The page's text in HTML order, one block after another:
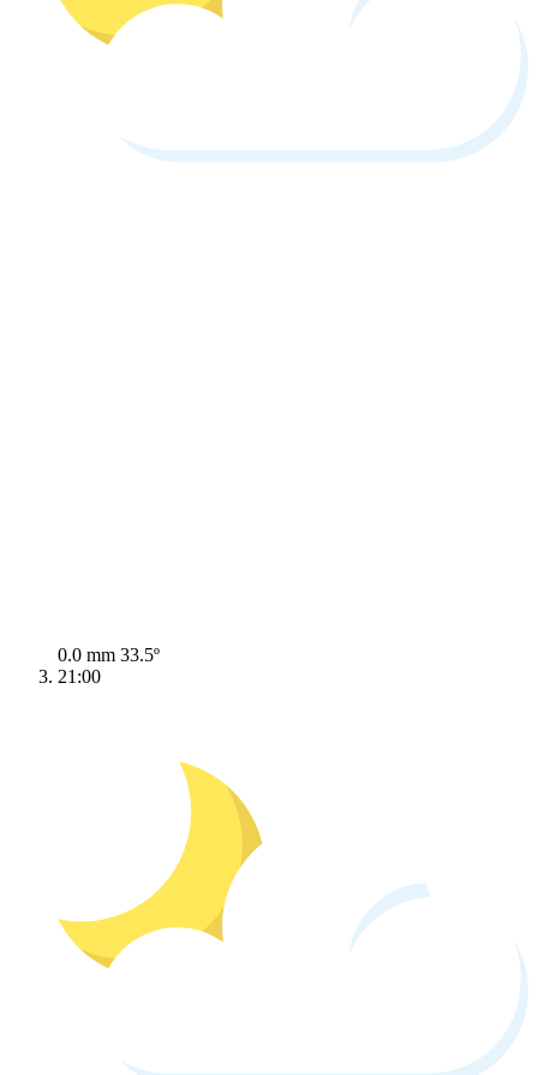
0.0 mm 33.5º
21:00